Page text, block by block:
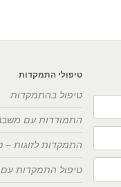
טיפולי התמקדות
טיפול בהתמקדות
התמודדות עם
התמקדות לזוגות –
טיפול התמקדות עם